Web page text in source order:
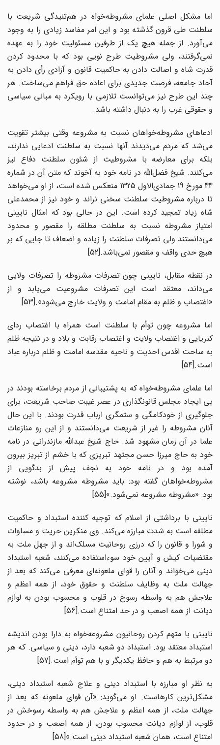
اما مشکل اصلی علمای مشروطه‌خواه در هم‌تنیدگی شریعت با
سلطنت طی قرون گذشته بود و این امر مفاسد زیادی را به وجود
می‌آورد. از جمله هیچ یک از طرفین مسئولیت خود را به عهده
نمی‌گرفتند، ولی مشروطیت طرح نویی بود که با محدود کردن
قدرت شاه و اصالت دادن به حاکمیت قانون و آزادی رأی دادن به
آحاد جامعه، فرصت جدیدی برای اعاده حق فراهم می‌ساخت. هر
چند این طرح نیز می‌توانست تلازمی با رویکرد به مبانی سیاسی
و حقوقی غرب را به دنبال داشته باشد.
ادعاهای مشروطه‌‌خواهان نسبت به مشروعه وقتی بیشتر تقویت
می‌شد که مردم می‌دیدند آنها نسبت به سلطنت ادعایی ندارند،
بلکه برای معارضه با مشروطیت از شئون سلطنت دفاع نیز
می‌کنند. شیخ فضل‌الله در نامه خود به آخوند که متن آن در شماره
44 مورخ 19 جمادی‌الاول 1325 منعکس شده است، از او می‌خواهد
تا درباره مشروطیت سلطنت سخنی نراند و خود نیز از محمدعلی
شاه زیاد تمجید کرده است. این در حالی بود که امثال نایینی
امتیاز مشروطه نسبت به سلطنت مطلقه را مقصور و محدود
می‌دانستند ولی تصرفات سلطنت را زیاده و اضعاف تا جایی که بر
هیچ حدی واقف و مقصور نمی‌باشد.[52]
در نقطه مقابل، نایینی چون تصرفات مشروطه را تصرفات ولایی
می‌داند، معتقد است این تصرفات مشروعیت می‌یابد و از
«اغتصاب و ظلم به مقام امامت و ولایت خارج می‌شود».[53]
اما مشروعه چون توأم با سلطنت است همراه با اغتصاب ردای
کبریایی و اغتصاب ولایت و اغتصاب رقابت و بلاد و در نتیجه ظلم
به ساحت اقدس احدیت و ناحیه مقدسه امامت و ظلم درباره عباد
است.[54]
اما علمای مشروطه‌خواه که به پشتیبانی از مردم برخاسته‌ بودند در
پی ایجاد مجلس قانونگذاری در عصر غیبت صاحب شریعت، برای
جلوگیری از خودکامگی و ستمگری ارباب قدرت بودند. با این حال
آنان مشروطه را غیر از شریعت می‌دانستند و از این رو منازعات
علما در آن زمان مشهود شد. حاج شیخ عبدالله مازندرانی در نامه
خود به حاج میرزا حسن مجتهد تبریزی که با خشم از تبریز بیرون
آمده بود و در نامه خود به نجف پیش از بدگویی از
مشروطه‌خواهان گفته بود: باید مشروطه مشروعه باشد، نوشته
بود: «مشروطه مشروعه نمی‌شود.»[55]
نایینی با برداشتی از اسلام که توجیه کننده استبداد و حاکمیت
مطلقه است به شدت مبارزه می‌کند. وی منکرین حریت و مساوات
و شورا و قانون را که درزی روحانیت مسلک‌اند و از جهل ملت به
مقتضیات کیش و آیین خود سوءاستفاده می‌کنند، شعبه استبداد
دینی می‌خواند و آنان را قوای ملعونه‌ای معرفی می‌کند که بعد از
جهالت ملت به وظایف سلطنت و حقوق خود، از همه اعظم و
علاجش هم به واسطه رسوخ در قلوب و محسوب بودن به لوازم
دیانت از همه اصعب و در حد امتناع است.[56]
نایینی با متهم کردن روحانیون مشروعه‌خواه به دارا بودن اندیشه
استبداد معتقد بود. استبداد دو شعبه دارد، دینی و سیاسی. که هر
دو مرتبط به هم و حافظ یکدیگر و با هم توأم است.[57]
به نظر او مبارزه با استبداد دینی و علاج شعبه استبداد دینی،
مشکل‌ترین کارهاست. او می‌گوید: «آن قوای ملعونه که بعد از
جهالت ملت، از همه اعظم و علاجش هم به واسطه رسوخش در
قلوب، از لوازم دیانت محسوب بودن، از همه اصعب و در حدود
امتناع است، همان شعبه استبداد دینی است.»[58]